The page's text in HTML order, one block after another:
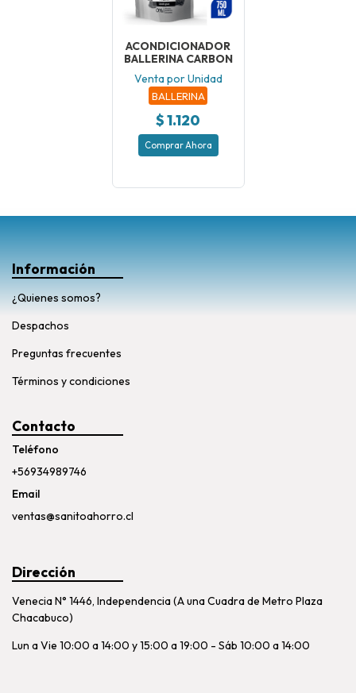
ACONDICIONADOR
BALLERINA CARBON
Venta por Unidad
BALLERINA
$ 1.120
Comprar Ahora
Información
¿Quienes somos?
Despachos
Preguntas frecuentes
Términos y condiciones
Contacto
Teléfono
+56934989746
Email
ventas@sanitoahorro.cl
Dirección
Venecia N° 1446, Independencia (A una Cuadra de Metro Plaza
Chacabuco)
Lun a Vie 10:00 a 14:00 y 15:00 a 19:00 - Sáb 10:00 a 14:00